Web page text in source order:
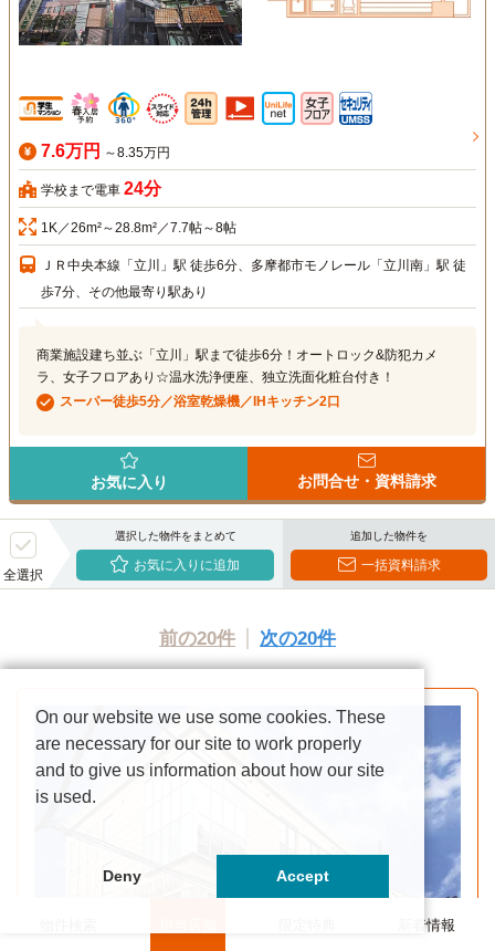
7.6万円 ～8.35万円
学校まで電車 24分
1K／26m²～28.8m²／7.7帖～8帖
ＪＲ中央本線「立川」駅 徒歩6分、多摩都市モノレール「立川南」駅 徒
歩7分、その他最寄り駅あり
商業施設建ち並ぶ「立川」駅まで徒歩6分！オートロック&防犯カメ
ラ、女子フロアあり☆温水洗浄便座、独立洗面化粧台付き！
スーパー徒歩5分／浴室乾燥機／IHキッチン2口
お気に入り お問合せ・資料請求
全選択
選択した物件をまとめて
お気に入りに追加
追加した物件を
一括資料請求
前の20件 次の20件
新着情報
On our website we use some cookies. These
are necessary for our site to work properly
and to give us information about how our site
is used.
Deny Accept